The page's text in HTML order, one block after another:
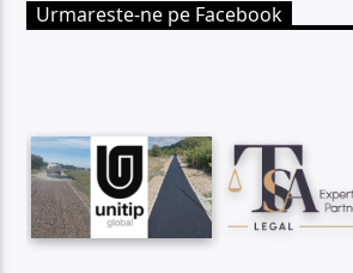
Urmareste-ne pe Facebook